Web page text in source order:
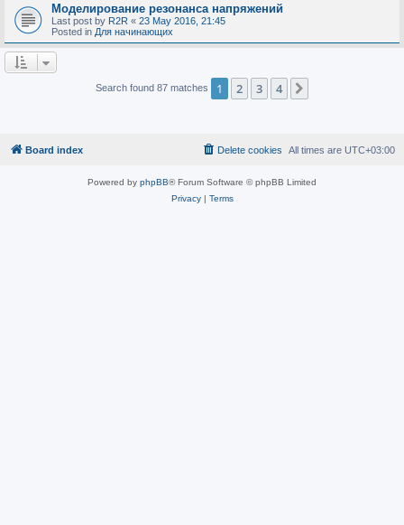
Моделирование резонанса напряжений
Last post by R2R « 23 May 2016, 21:45
Posted in Для начинающих
Search found 87 matches 1 2 3 4
Board index All times are UTC+03:00
Delete cookies
Powered by phpBB® Forum Software © phpBB Limited
Privacy| Terms